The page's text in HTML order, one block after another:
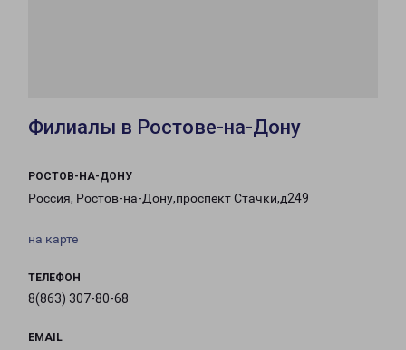
Филиалы в Ростове-на-Дону
РОСТОВ-НА-ДОНУ
Россия, Ростов-на-Дону,проспект Стачки,д249
на карте
ТЕЛЕФОН
8(863) 307-80-68
EMAIL